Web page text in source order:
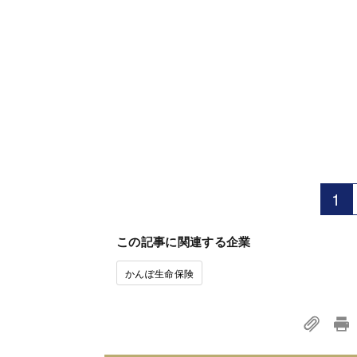
1
この記事に関連する企業
かんぽ生命保険